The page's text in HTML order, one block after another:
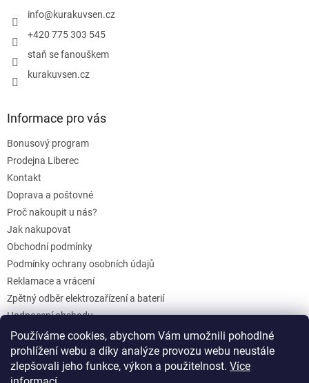
Používáme cookies, abychom Vám umožnili pohodlné
prohlížení webu a díky analýze provozu webu neustále
zlepšovali jeho funkce, výkon a použitelnost. Více
info@kurakuvsen.cz
+420 775 303 545
staň se fanouškem
kurakuvsen.cz
Informace pro vás
Bonusový program
Prodejna Liberec
Kontakt
Doprava a poštovné
Proč nakoupit u nás?
Jak nakupovat
Obchodní podmínky
Podmínky ochrany osobních údajů
Reklamace a vrácení
Zpětný odběr elektrozařízení a baterií
Hodnocení obchodu
Dárkové poukazy
Blog